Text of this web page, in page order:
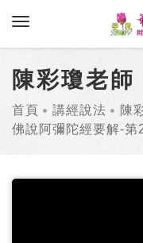
toggle navigation
陳彩瓊老師
首頁 講經說法 陳
佛說阿彌陀經要解-第